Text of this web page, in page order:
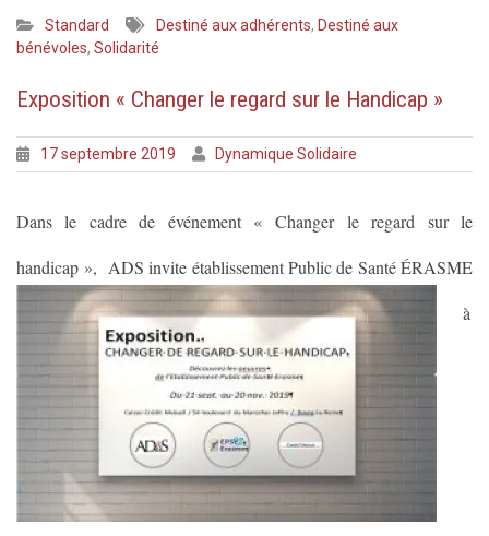
Standard Destiné aux adhérents, Destiné aux
bénévoles, Solidarité
Exposition « Changer le regard sur le Handicap »
17 septembre 2019 Dynamique Solidaire
Dans le cadre de événement« Changer le regard sur le
handicap », ADS invite établissement Public de Santé ÉRASME
à